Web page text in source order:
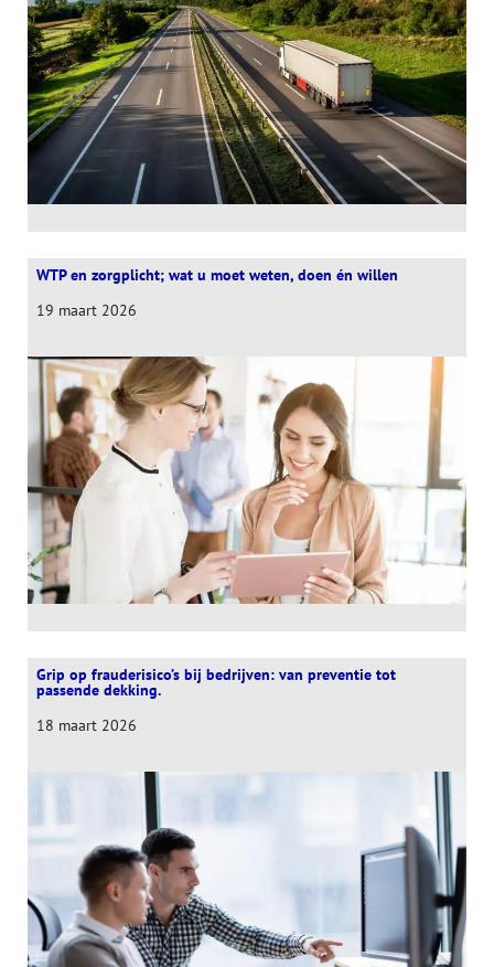
WTP en zorgplicht; wat u moet weten, doen én willen
19 maart 2026
Grip op frauderisico’s bij bedrijven: van preventie tot
passende dekking.
18 maart 2026